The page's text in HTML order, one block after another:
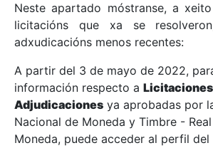
Mostrar/Ocultar
Mostrar/Ocultar
Mostrar/Ocultar
Neste apartado móstranse, a
licitacións que xa se
adxudicacións menos recentes:
A partir del 3 de mayo de 2022,
información respecto a
Adjudicaciones ya aprobadas por
Nacional de Moneda y Timbre -
Moneda, puede acceder al perfil